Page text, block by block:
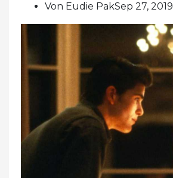
Von Eudie PakSep 27, 2019